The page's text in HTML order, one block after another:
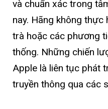
và chuẩn xác trong
nay. Hãng không thực
trà hoặc các phương
thống. Những chiến
Apple là liên tục phát
truyền thông qua các